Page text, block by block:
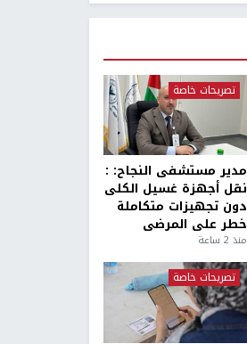
تصريحات خاصة
مدير مستشفى النجاح: :
نقل أجهزة غسيل الكلى
دون تجهيزات متكاملة
خطر على المرضى
منذ 2 ساعة
تصريحات خاصة